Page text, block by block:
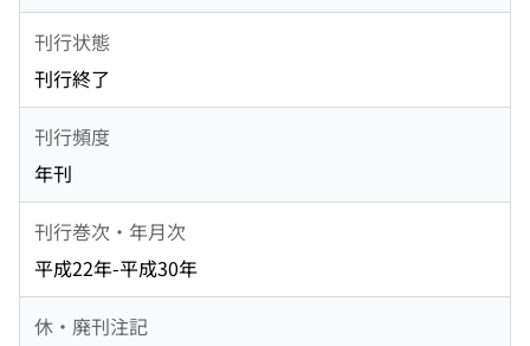
刊行状態
刊行終了
刊行頻度
年刊
刊行巻次・年月次
平成22年-平成30年
休・廃刊注記